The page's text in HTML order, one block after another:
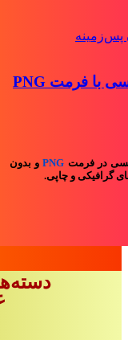
بسته تصاویر حرف C انگلیسی با فرمت PNG
در فرمت PNGو بدون
گرافیکی و چاپی.